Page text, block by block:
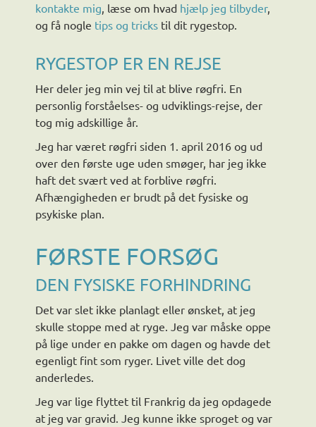
kontakte mig, læse om hvad hjælp jeg tilbyder,
og få nogle tips og tricks til dit rygestop.
RYGESTOP ER EN REJSE
Her deler jeg min vej til at blive røgfri. En
personlig forståelses- og udviklings-rejse, der
tog mig adskillige år.
Jeg har været røgfri siden 1. april 2016 og ud
over den første uge uden smøger, har jeg ikke
haft det svært ved at forblive røgfri.
Afhængigheden er brudt på det fysiske og
psykiske plan.
FØRSTE FORSØG
DEN FYSISKE FORHINDRING
Det var slet ikke planlagt eller ønsket, at jeg
skulle stoppe med at ryge. Jeg var måske oppe
på lige under en pakke om dagen og havde det
egenligt fint som ryger. Livet ville det dog
anderledes.
Jeg var lige flyttet til Frankrig da jeg opdagede
at jeg var gravid. Jeg kunne ikke sproget og var